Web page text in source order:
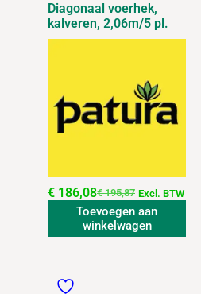
Diagonaal voerhek,
kalveren, 2,06m/5 pl.
€195,87
€ 186,08 Excl. BTW
Toevoegen aan
winkelwagen